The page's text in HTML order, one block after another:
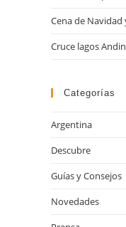
Cena de
Cruce lagos
Categorías
Argentina
Descubre
Guías y Consejos
Novedades